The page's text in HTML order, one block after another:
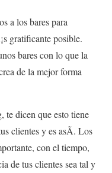
a los bares para
gratificante posible.
bares con lo que la
de la mejor forma
te dicen que esto tiene
clientes y es asÃ­. Los
con el tiempo,
de tus clientes sea tal y